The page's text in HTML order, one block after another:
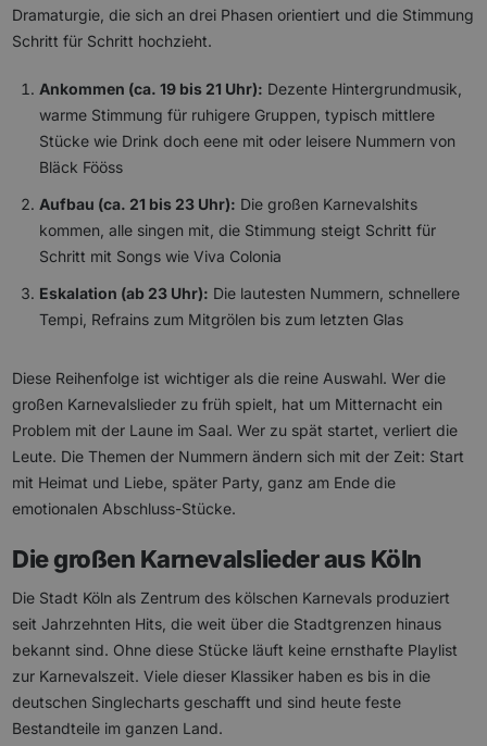
Dramaturgie, die sich an drei Phasen orientiert und die Stimmung
Schritt für Schritt hochzieht.
Ankommen (ca. 19 bis 21 Uhr): Dezente Hintergrundmusik,
warme Stimmung für ruhigere Gruppen, typisch mittlere
Stücke wie Drink doch eene mit oder leisere Nummern von
Bläck Fööss
Aufbau (ca. 21 bis 23 Uhr): Die großen Karnevalshits
kommen, alle singen mit, die Stimmung steigt Schritt für
Schritt mit Songs wie Viva Colonia
Eskalation (ab 23 Uhr): Die lautesten Nummern, schnellere
Tempi, Refrains zum Mitgrölen bis zum letzten Glas
Diese Reihenfolge ist wichtiger als die reine Auswahl. Wer die
großen Karnevalslieder zu früh spielt, hat um Mitternacht ein
Problem mit der Laune im Saal. Wer zu spät startet, verliert die
Leute. Die Themen der Nummern ändern sich mit der Zeit: Start
mit Heimat und Liebe, später Party, ganz am Ende die
emotionalen Abschluss-Stücke.
Die großen Karnevalslieder aus Köln
Die Stadt Köln als Zentrum des kölschen Karnevals produziert
seit Jahrzehnten Hits, die weit über die Stadtgrenzen hinaus
bekannt sind. Ohne diese Stücke läuft keine ernsthafte Playlist
zur Karnevalszeit. Viele dieser Klassiker haben es bis in die
deutschen Singlecharts geschafft und sind heute feste
Bestandteile im ganzen Land.